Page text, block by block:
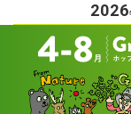
2026